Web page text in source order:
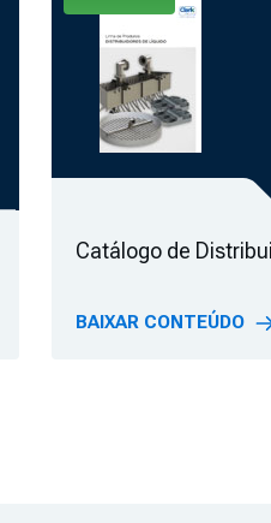
Catálogo de
BAIXAR CONTEÚDO